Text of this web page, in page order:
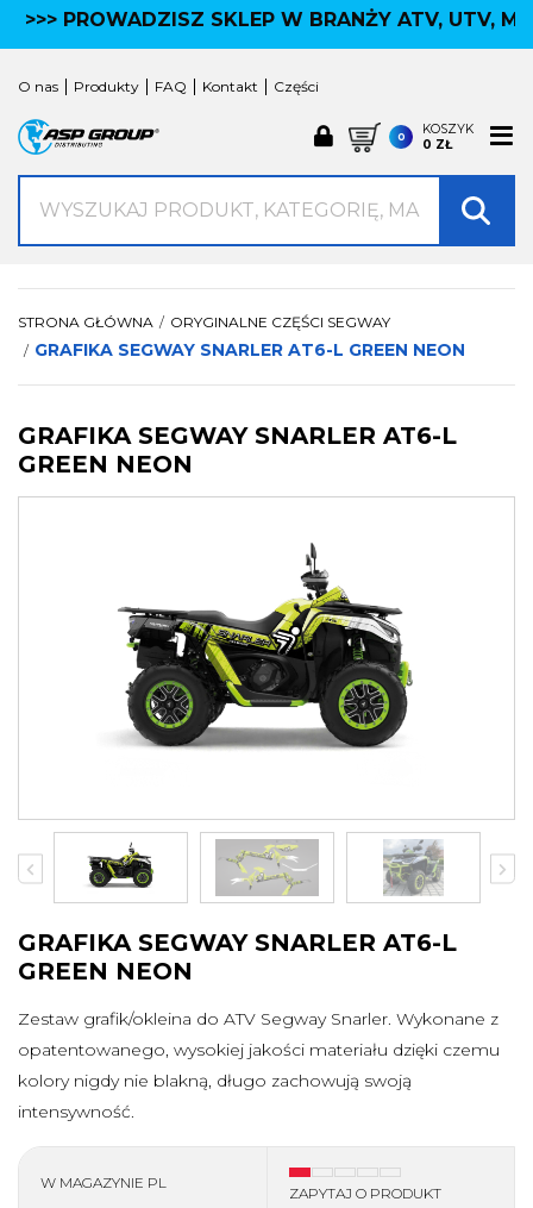
>>> PROWADZISZ SKLEP W BRANŻY ATV, UTV,
O nas Produkty FAQ Kontakt Części
0
KOSZYK
0 ZŁ
KATEGORIE NASZYCH PRODUKTÓW ×
ROBOTY
NAVIMOW ROBOROCK
Oświetlenie LED Manetki
Ochrona Quada Użytkowe
Przyczepy Akcesoria wyścigowe
Pasy, liny, zawiesia
Kufry
Zamiatarki
Przyczepy ATV
Osłony podwozia Ledy
Podgrzewacze
XRW RACING
Wszystkie produkty Nerf Bary
Dystanse Zrywki
Zderzaki
Osłona napędu Dachy
Drzwi Szyby, owiewki, torby
DLA QUADOWCA
STRONA GŁÓWNA ORYGINALNE CZĘŚCI SEGWAY
GRAFIKA SEGWAY SNARLER AT6-L GREEN NEON
GRAFIKA SEGWAY SNARLER AT6-L
GREEN NEON
GRAFIKA SEGWAY SNARLER AT6-L
GREEN NEON
Zestaw grafik/okleina do ATV Segway Snarler. Wykonane z
opatentowanego, wysokiej jakości materiału dzięki czemu
kolory nigdy nie blakną, długo zachowują swoją
intensywność.
W MAGAZYNIE PL
ZAPYTAJ O PRODUKT